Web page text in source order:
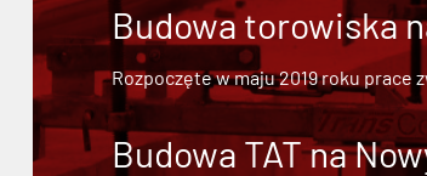
Budowa torowiska
Rozpoczęte w maju 2019 roku prace
Budowa TAT na